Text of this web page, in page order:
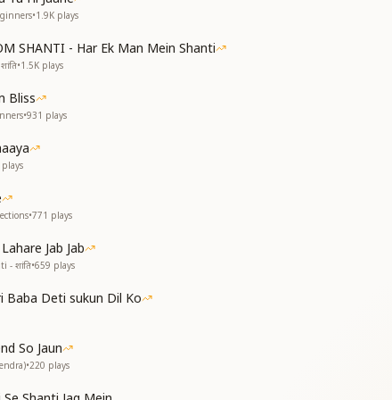
की महफिल
मेरा दिल
the gathering of moon and stars,
my heart smiles at the scene.
life,
•1.9K plays
SHANTI - Har Ek Man Mein Shanti
•1.5K plays
Bliss
•931 plays
plays
•771 plays
Jab Jab
- शांति•659 plays
Baba Deti sukun Dil Ko
So Jaun
•220 plays